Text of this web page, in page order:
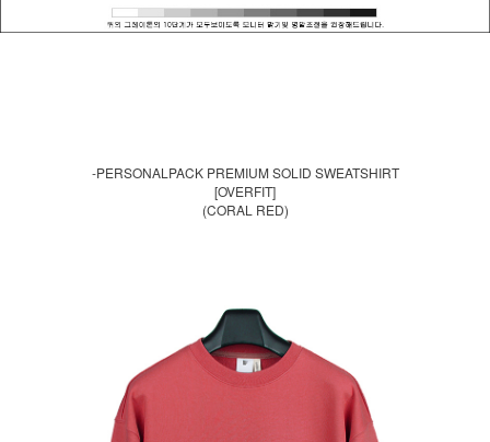
-PERSONALPACK PREMIUM SOLID SWEATSHIRT
[OVERFIT]
(CORAL RED)